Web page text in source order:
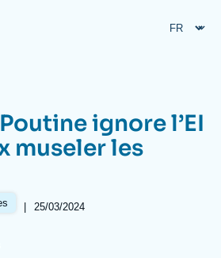
ignore l’EI
museler les
| 25/03/2024